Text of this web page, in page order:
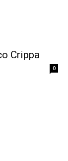
Crippa
0